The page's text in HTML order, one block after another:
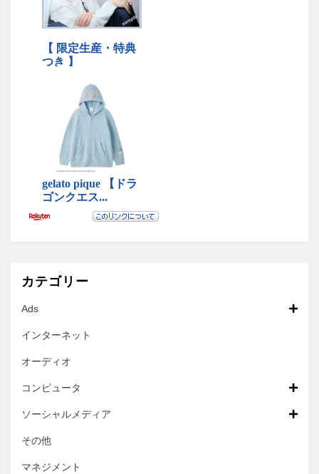
カテゴリー
Ads
インターネット
オーディオ
コンピュータ
ソーシャルメディア
その他
マネジメント